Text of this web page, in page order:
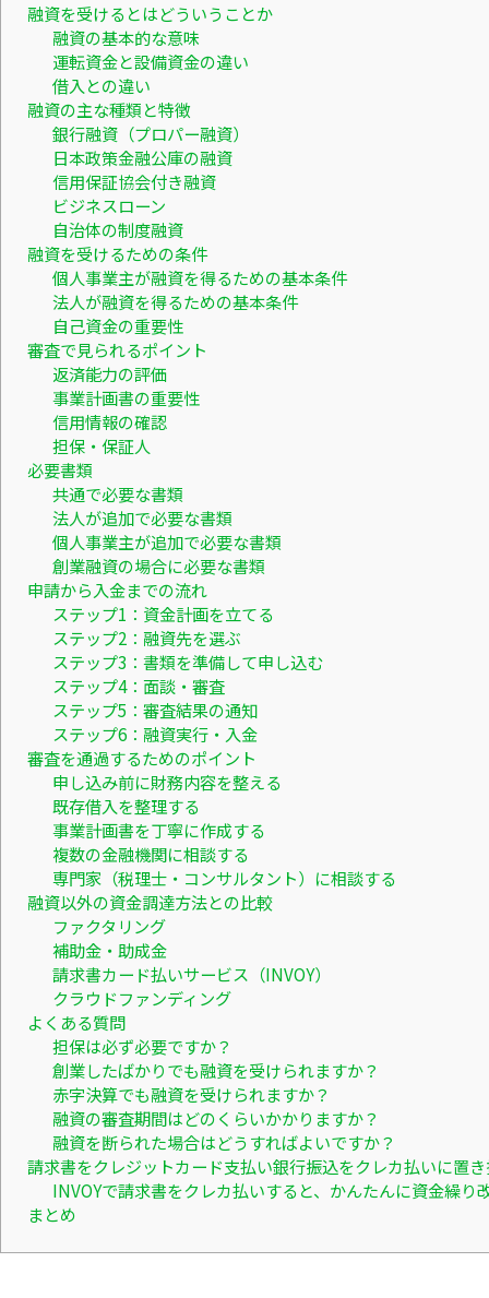
融資を受けるとはどういうことか
融資の基本的な意味
運転資金と設備資金の違い
借入との違い
融資の主な種類と特徴
銀行融資（プロパー融資）
日本政策金融公庫の融資
信用保証協会付き融資
ビジネスローン
自治体の制度融資
融資を受けるための条件
個人事業主が融資を得るための基本条件
法人が融資を得るための基本条件
自己資金の重要性
審査で見られるポイント
返済能力の評価
事業計画書の重要性
信用情報の確認
担保・保証人
必要書類
共通で必要な書類
法人が追加で必要な書類
個人事業主が追加で必要な書類
創業融資の場合に必要な書類
申請から入金までの流れ
ステップ1：資金計画を立てる
ステップ2：融資先を選ぶ
ステップ3：書類を準備して申し込む
ステップ4：面談・審査
ステップ5：審査結果の通知
ステップ6：融資実行・入金
審査を通過するためのポイント
申し込み前に財務内容を整える
既存借入を整理する
事業計画書を丁寧に作成する
複数の金融機関に相談する
専門家（税理士・コンサルタント）に相談する
融資以外の資金調達方法との比較
ファクタリング
補助金・助成金
請求書カード払いサービス（INVOY）
クラウドファンディング
よくある質問
担保は必ず必要ですか？
創業したばかりでも融資を受けられますか？
赤字決算でも融資を受けられますか？
融資の審査期間はどのくらいかかりますか？
融資を断られた場合はどうすればよいですか？
請求書をクレジットカード支払い銀行振込をクレカ払いに置
INVOYで請求書をクレカ払いすると、かんたんに資金繰り
まとめ